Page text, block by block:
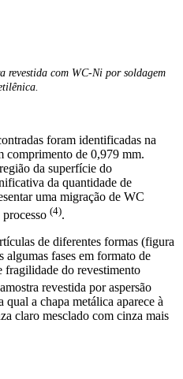
com WC-Ni por soldagem
foram identificadas na
comprimento de 0,979 mm.
da superfície do
da quantidade de
uma migração de WC
(4).
de diferentes formas (figura
algumas fases em formato de
fragilidade do revestimento
revestida por aspersão
a chapa metálica aparece à
claro mesclado com cinza mais